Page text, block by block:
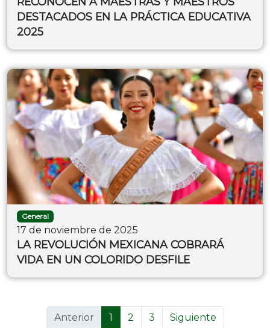
DESTACADOS EN LA PRÁCTICA EDUCATIVA
2025
General
17 de noviembre de 2025
LA REVOLUCIÓN MEXICANA COBRARÁ
VIDA EN UN COLORIDO DESFILE
Anterior 1 (current)
2 3 Siguiente